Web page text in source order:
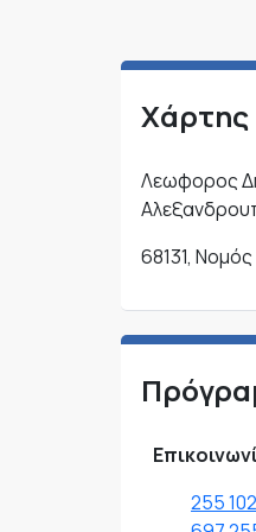
Χάρτης
Λεωφορος
68131,
255